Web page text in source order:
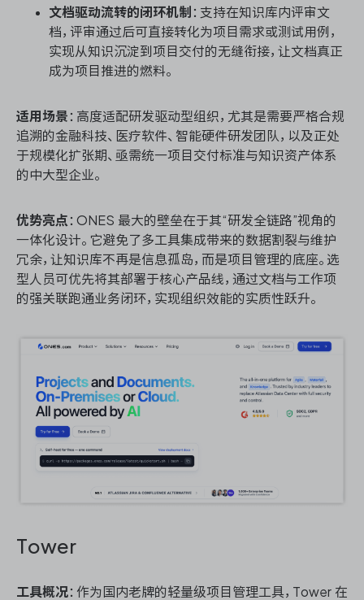
文档驱动流转的闭环机制 ：支持在知识库内评审文
档，评审通过后可直接转化为项目需求或测试用例，
实现从知识沉淀到项目交付的无缝衔接，让文档真正
成为项目推进的燃料。
适用场景 ：高度适配研发驱动型组织，尤其是需要严格合规
追溯的金融科技、医疗软件、智能硬件研发团队，以及正处
于规模化扩张期、亟需统一项目交付标准与知识资产体系
的中大型企业。
优势亮点 ：ONES 最大的壁垒在于其“研发全链路”视角的
一体化设计。它避免了多工具集成带来的数据割裂与维护
冗余，让知识库不再是信息孤岛，而是项目管理的底座。选
型人员可优先将其部署于核心产品线，通过文档与工作项
的强关联跑通业务闭环，实现组织效能的实质性跃升。
Tower
工具概况：作为国内老牌的轻量级项目管理工具，Tower 在